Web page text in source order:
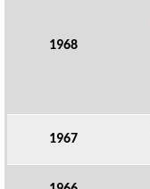
1968
1967